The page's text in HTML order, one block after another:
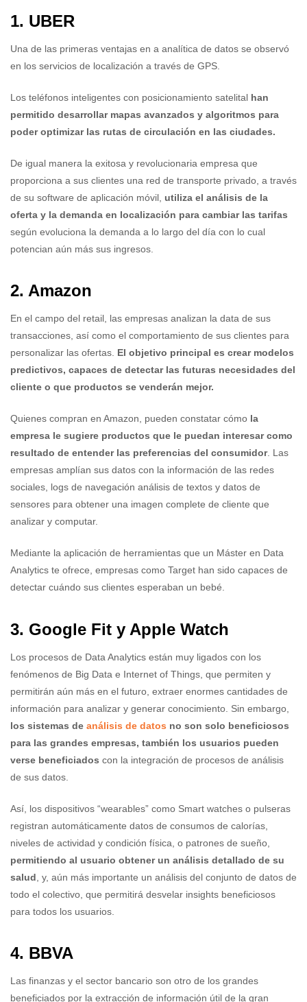
1. UBER
Una de las primeras ventajas en a analítica de datos se observó
en los servicios de localización a través de GPS.
Los teléfonos inteligentes con posicionamiento satelital han
permitido desarrollar mapas avanzados y algoritmos para
poder optimizar las rutas de circulación en las ciudades.
De igual manera la exitosa y revolucionaria empresa que
proporciona a sus clientes una red de transporte privado, a través
de su software de aplicación móvil, utiliza el análisis de la
oferta y la demanda en localización para cambiar las tarifas
según evoluciona la demanda a lo largo del día con lo cual
potencian aún más sus ingresos.
2. Amazon
En el campo del retail, las empresas analizan la data de sus
transacciones, así como el comportamiento de sus clientes para
personalizar las ofertas. El objetivo principal es crear modelos
predictivos, capaces de detectar las futuras necesidades del
cliente o que productos se venderán mejor.
Quienes compran en Amazon, pueden constatar cómo la
empresa le sugiere productos que le puedan interesar como
resultado de entender las preferencias del consumidor. Las
empresas amplían sus datos con la información de las redes
sociales, logs de navegación análisis de textos y datos de
sensores para obtener una imagen complete de cliente que
analizar y computar.
Mediante la aplicación de herramientas que un Máster en Data
Analytics te ofrece, empresas como Target han sido capaces de
detectar cuándo sus clientes esperaban un bebé.
3. Google Fit y Apple Watch
Los procesos de Data Analytics están muy ligados con los
fenómenos de Big Data e Internet of Things, que permiten y
permitirán aún más en el futuro, extraer enormes cantidades de
información para analizar y generar conocimiento. Sin embargo,
los sistemas de análisis de datos no son solo beneficiosos
para las grandes empresas, también los usuarios pueden
verse beneficiados con la integración de procesos de análisis
de sus datos.
Así, los dispositivos “wearables” como Smart watches o pulseras
registran automáticamente datos de consumos de calorías,
niveles de actividad y condición física, o patrones de sueño,
permitiendo al usuario obtener un análisis detallado de su
salud , y, aún más importante un análisis del conjunto de datos de
todo el colectivo, que permitirá desvelar insights beneficiosos
para todos los usuarios.
4. BBVA
Las finanzas y el sector bancario son otro de los grandes
beneficiados por la extracción de información útil de la gran